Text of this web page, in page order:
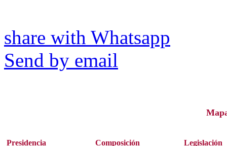
share with Whatsapp
Send by email
Presidencia Composición
Legislación